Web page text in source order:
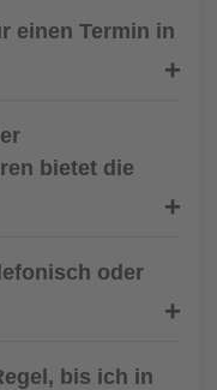
einen Termin in
bietet die
oder
bis ich in